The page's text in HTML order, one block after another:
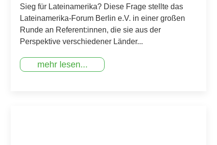
Sieg für Lateinamerika? Diese Frage stellte das
Lateinamerika-Forum Berlin e.V. in einer großen
Runde an Referent:innen, die sie aus der
Perspektive verschiedener Länder...
mehr lesen...